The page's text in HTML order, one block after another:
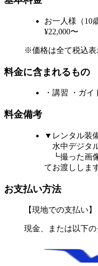
お一人様（10
¥22,000〜
※価格は全て税込表
料金に含まれるもの
・講習 ・ガ
料金備考
▼レンタル装
水中デジタ
┗撮った画像
てお渡ししま
お支払い方法
【現地での支払い】
現金、または以下